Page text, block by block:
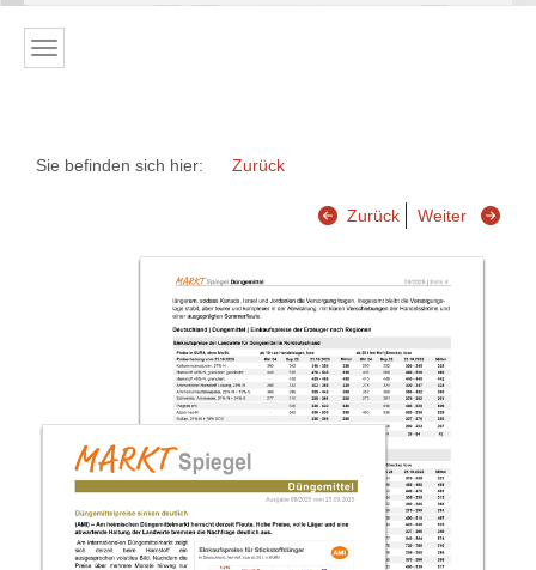
Sie befinden sich hier: Zurück
Zurück Weiter